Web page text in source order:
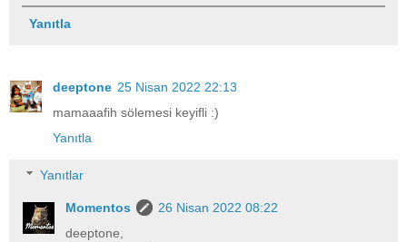
Yanıtla
deeptone 25 Nisan 2022 22:13
mamaaafih sölemesi keyifli :)
Yanıtla
Yanıtlar
Momentos
26 Nisan 2022 08:22
deeptone,